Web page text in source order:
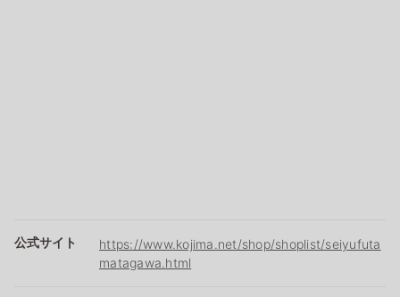
公式サイト
https://www.kojima.net/shop/shoplist/seiyufuta
matagawa.html